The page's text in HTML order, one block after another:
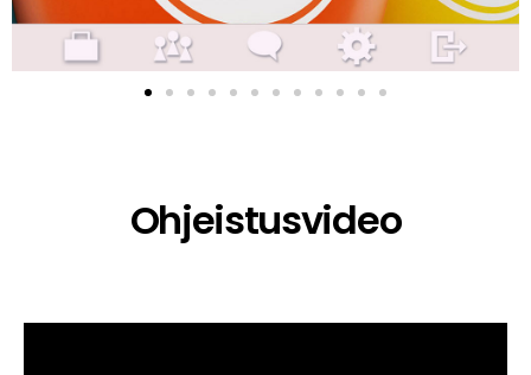
Ohjeistusvideo